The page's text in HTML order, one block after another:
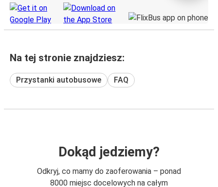
Na tej stronie znajdziesz:
Przystanki autobusowe FAQ
Dokąd jedziemy?
Odkryj, co mamy do zaoferowania – ponad
8000 miejsc docelowych na całym